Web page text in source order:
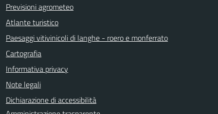
Previsioni agrometeo
Atlante turistico
Paesaggi vitivinicoli di langhe - roero e monferrato
Cartografia
Informativa privacy
Note legali
Dichiarazione di accessibilità